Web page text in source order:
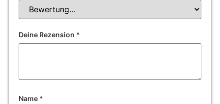
Deine Rezension *
Name *